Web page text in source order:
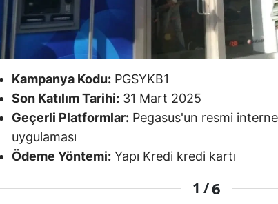
Bursa
Çanakkale
Çorum
Denizli
Diyarbakır
Kampanya Kodu: PGSYKB1
Son Katılım Tarihi: 31 Mart 2025
Geçerli Platformlar: Pegasus'un resmi
uygulaması
Ödeme Yöntemi: Yapı Kredi kredi kartı
1 /6